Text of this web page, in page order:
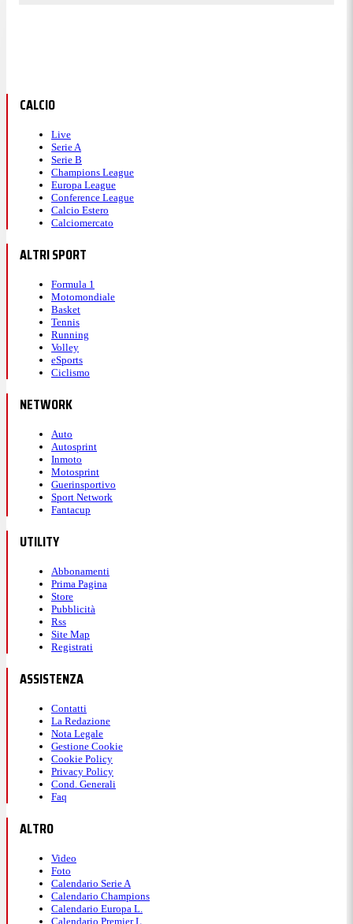
CALCIO
Live
Serie A
Serie B
Champions League
Europa League
Conference League
Calcio Estero
Calciomercato
ALTRI SPORT
Formula 1
Motomondiale
Basket
Tennis
Running
Volley
eSports
Ciclismo
NETWORK
Auto
Autosprint
Inmoto
Motosprint
Guerinsportivo
Sport Network
Fantacup
UTILITY
Abbonamenti
Prima Pagina
Store
Pubblicità
Rss
Site Map
Registrati
ASSISTENZA
Contatti
La Redazione
Nota Legale
Gestione Cookie
Cookie Policy
Privacy Policy
Cond. Generali
Faq
ALTRO
Video
Foto
Calendario Serie A
Calendario Champions
Calendario Europa L.
Calendario Premier L.